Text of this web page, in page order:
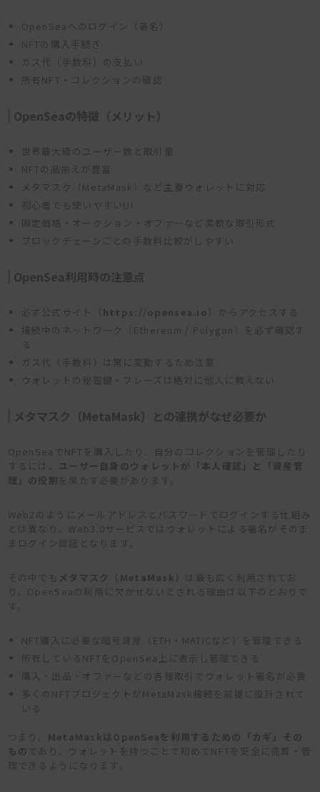
OpenSeaへのログイン（署名）
NFTの購入手続き
ガス代（手数料）の支払い
所有NFT・コレクションの確認
OpenSeaの特徴（メリット）
世界最大級のユーザー数と取引量
NFTの品揃えが豊富
メタマスク（MetaMask）など主要ウォレットに対応
初心者でも使いやすいUI
固定価格・オークション・オファーなど柔軟な取引形式
ブロックチェーンごとの手数料比較がしやすい
OpenSea利用時の注意点
必ず公式サイト（ https://opensea.io
）からアクセスする
接続中のネットワーク（Ethereum / Polygon）を必ず確認す
る
ガス代（手数料）は常に変動するため注意
ウォレットの秘密鍵・フレーズは絶対に他人に教えない
メタマスク（MetaMask）との連携がなぜ必要か
OpenSeaでNFTを購入したり、自分のコレクションを管理したり
するには、 ユーザー自身のウォレットが「本人確認」と「資産管
理」の役割 を果たす必要があります。
Web2のようにメールアドレスとパスワードでログインする仕組み
とは異なり、Web3.0サービスではウォレットによる署名がそのま
まログイン認証となります。
その中でも メタマスク（MetaMask）
は最も広く利用されてお
り、OpenSeaの利用に欠かせないとされる理由は以下のとおりで
す。
NFT購入に必要な暗号資産（ETH・MATICなど）を管理できる
所有しているNFTをOpenSea上に表示し管理できる
購入・出品・オファーなどの各種取引でウォレット署名が必要
多くのNFTプロジェクトがMetaMask接続を前提に設計されて
いる
つまり、 MetaMaskはOpenSeaを利用するための「カギ」その
もの であり、ウォレットを持つことで初めてNFTを安全に売買・管
理できるようになります。